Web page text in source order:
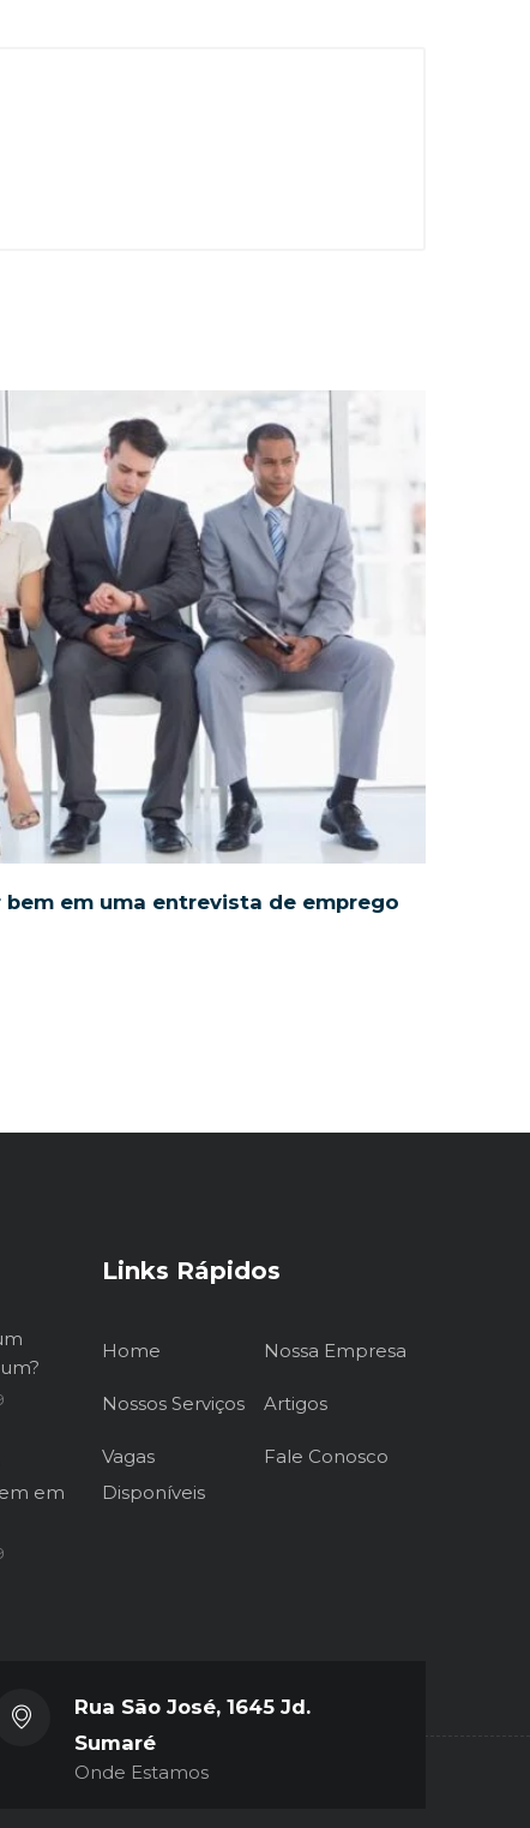
em uma entrevista de emprego
em
Links Rápidos
Home Nossa Empresa
Nossos Serviços Artigos
Vagas
Disponíveis
Fale Conosco
Rua São José, 1645 Jd.
Sumaré
Onde Estamos